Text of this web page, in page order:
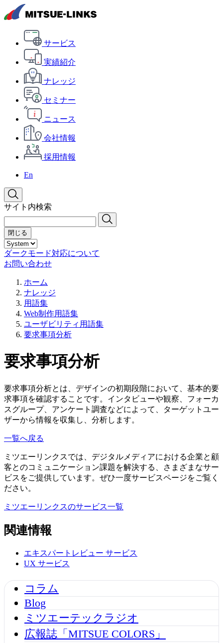
サービス
実績紹介
ナレッジ
セミナー
ニュース
会社情報
採用情報
En
サイト内検索
閉じる
ダークモード対応について
お問い合わせ
ホーム
ナレッジ
用語集
Web制作用語集
ユーザビリティ用語集
要求事項分析
要求事項分析
要求事項分析とは、デザインの初期段階において、基本的要
求事項を確認することです。インタビューや観察、フォーカ
スグループ、アンケート調査などによって、ターゲットユー
ザーから情報を収集し、分析します。
一覧へ戻る
ミツエーリンクスでは、デジタルメディアにおける企業と顧
客とのコミュニケーション課題を解決する、さまざまなサー
ビスをご提供しています。ぜひ一度サービスページをご覧く
ださい。
ミツエーリンクスのサービス一覧
関連情報
エキスパートレビュー サービス
UX サービス
コラム
Blog
ミツエーテックラジオ
広報誌「MITSUE COLORS」